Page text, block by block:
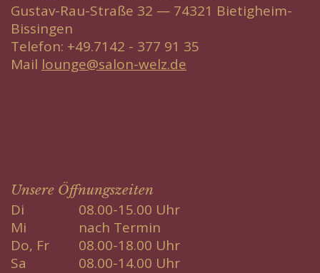
Gustav-Rau-Straße 32 — 74321 Bietigheim-
Bissingen
Telefon: +49.7142 - 377 91 35
Mail lounge@salon-welz.de
Unsere Öffnungszeiten
Di
08.00-15.00 Uhr
Mi
nach Termin
Do, Fr
08.00-18.00 Uhr
Sa
08.00-14.00 Uhr